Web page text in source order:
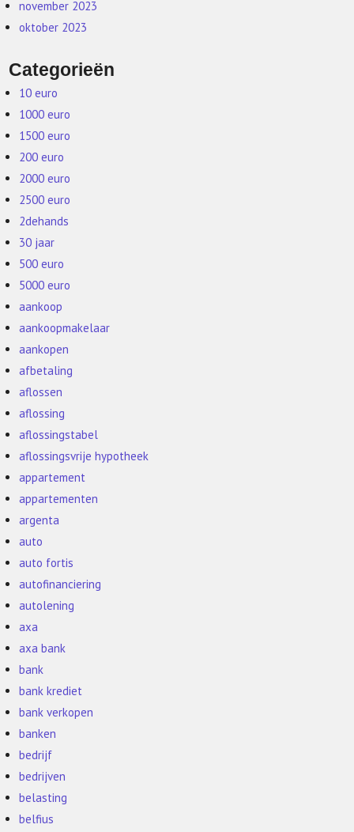
november 2023
oktober 2023
Categorieën
10 euro
1000 euro
1500 euro
200 euro
2000 euro
2500 euro
2dehands
30 jaar
500 euro
5000 euro
aankoop
aankoopmakelaar
aankopen
afbetaling
aflossen
aflossing
aflossingstabel
aflossingsvrije hypotheek
appartement
appartementen
argenta
auto
auto fortis
autofinanciering
autolening
axa
axa bank
bank
bank krediet
bank verkopen
banken
bedrijf
bedrijven
belasting
belfius